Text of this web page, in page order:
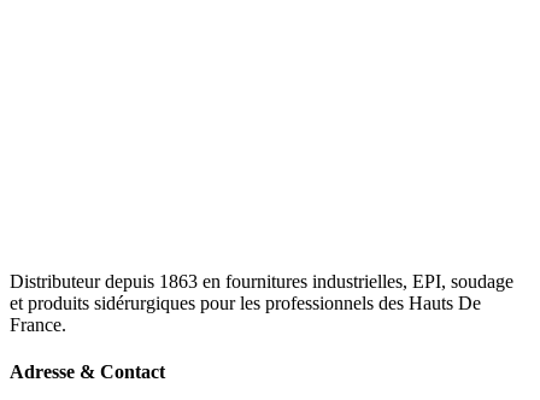
Distributeur depuis 1863 en fournitures industrielles, EPI, soudage
et produits sidérurgiques pour les professionnels des Hauts De
France.
Adresse & Contact